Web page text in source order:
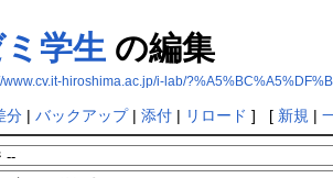
学生の編集
www.cv.it-hiroshima.ac.jp/i-lab/
分| バックアップ| 添付| リロード ] [ 新規 |